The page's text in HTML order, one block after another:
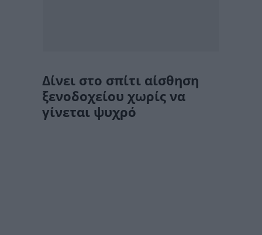
Δίνει στο σπίτι αίσθηση
ξενοδοχείου χωρίς να
γίνεται ψυχρό